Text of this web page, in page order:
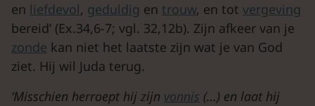
en liefdevol, geduldig en trouw, en tot vergeving
bereid’ (Ex.34,6-7; vgl. 32,12b). Zijn afkeer van je
zonde kan niet het laatste zijn wat je van God
ziet. Hij wil Juda terug.
‘Misschien herroept hij zijn vonnis (…) en laat hij